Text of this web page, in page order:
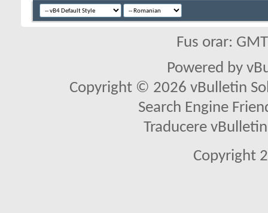
Fus orar:
Powered by
Copyright © 2026 vBulletin
Search Engine
Traducere
Copyright